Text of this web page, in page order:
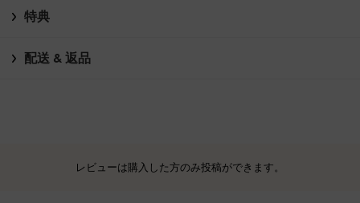
特典
配送 & 返品
レビューは購入した方のみ投稿ができます。